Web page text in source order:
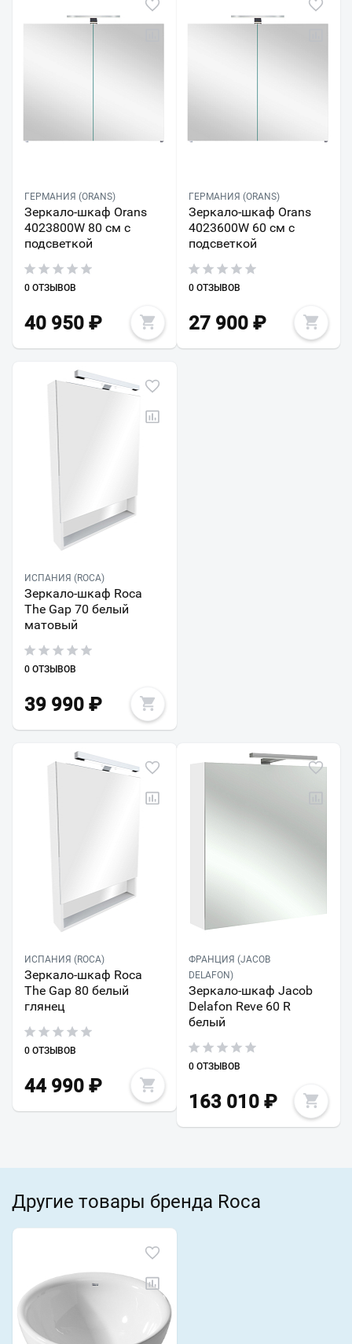
ГЕРМАНИЯ (ORANS)
Зеркало-шкаф Orans
4023800W 80 см с
подсветкой
0 ОТЗЫВОВ
40 950 ₽
ГЕРМАНИЯ (ORANS)
Зеркало-шкаф Orans
4023600W 60 см с
подсветкой
0 ОТЗЫВОВ
27 900₽
ИСПАНИЯ (ROCA)
Зеркало-шкаф Roca
The Gap 70 белый
матовый
0 ОТЗЫВОВ
39 990 ₽
ИСПАНИЯ (ROCA)
Зеркало-шкаф Roca
The Gap 80 белый
глянец
0 ОТЗЫВОВ
44 990 ₽
ФРАНЦИЯ (JACOB
DELAFON)
Зеркало-шкаф Jacob
Delafon Reve 60 R
белый
0 ОТЗЫВОВ
163 010₽
Другие товары бренда Roca